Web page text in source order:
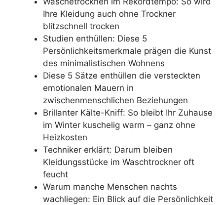
Ihre Kleidung auch ohne Trockner
blitzschnell trocken
Studien enthüllen: Diese 5
Persönlichkeitsmerkmale prägen die Kunst
des minimalistischen Wohnens
Diese 5 Sätze enthüllen die versteckten
emotionalen Mauern in
zwischenmenschlichen Beziehungen
Brillanter Kälte-Kniff: So bleibt Ihr Zuhause
im Winter kuschelig warm – ganz ohne
Heizkosten
Techniker erklärt: Darum bleiben
Kleidungsstücke im Waschtrockner oft
feucht
Warum manche Menschen nachts
wachliegen: Ein Blick auf die Persönlichkeit